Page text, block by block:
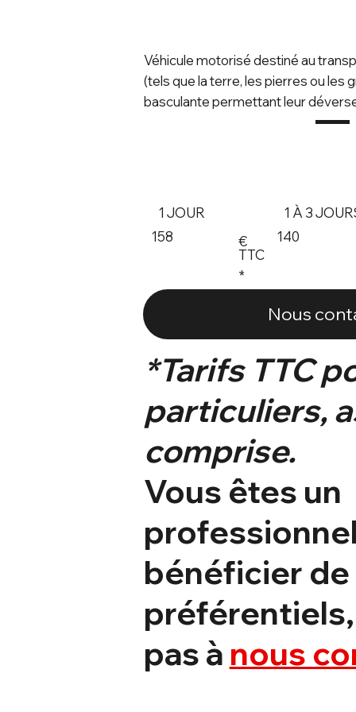
Véhicule motorisé destiné au
(tels que la terre, les pierres ou les
basculante permettant leur
1 JOUR
158
€
TTC
*
1 À 3
140
Nous
*Tarifs TTC
particuliers,
comprise.
Vous êtes un
bénéficier
pas à nous